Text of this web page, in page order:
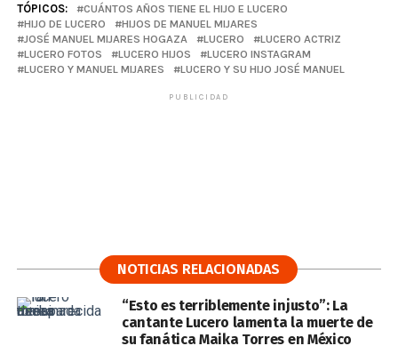
TÓPICOS:
CUÁNTOS AÑOS TIENE EL HIJO E LUCERO
HIJO DE LUCERO
HIJOS DE MANUEL MIJARES
JOSÉ MANUEL MIJARES HOGAZA
LUCERO
LUCERO ACTRIZ
LUCERO FOTOS
LUCERO HIJOS
LUCERO INSTAGRAM
LUCERO Y MANUEL MIJARES
LUCERO Y SU HIJO JOSÉ MANUEL
PUBLICIDAD
NOTICIAS RELACIONADAS
“Esto es terriblemente injusto”: La
cantante Lucero lamenta la muerte de
su fanática Maika Torres en México